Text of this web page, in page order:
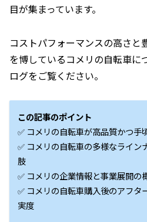
目が集まっています。
コストパフォーマンスの高さと
を博しているコメリの自転車に
ログをご覧ください。
この記事のポイント
✅ コメリの自転車が高品質かつ手
✅ コメリの自転車の多様なライン
肢
✅ コメリの企業情報と事業展開の
✅ コメリの自転車購入後のアフタ
実度